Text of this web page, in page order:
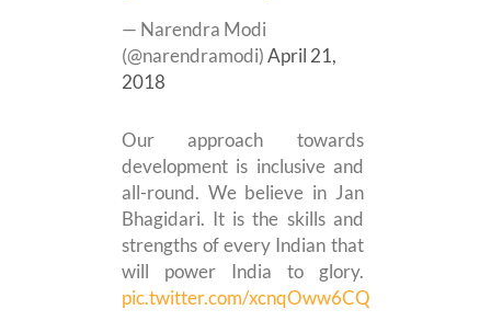
— Narendra Modi
(@narendramodi)April 21,
2018
Our approach towards
development is inclusive and
all-round. We believe in Jan
Bhagidari. It is the skills and
strengths of every Indian that
will power India to glory.
pic.twitter.com/xcnqOww6CQ